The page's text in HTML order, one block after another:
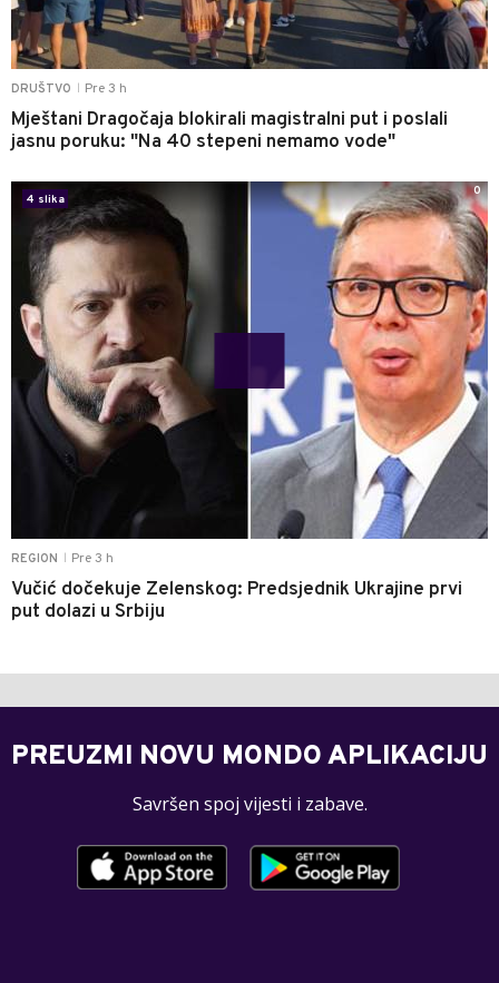
DRUŠTVO Pre 3 h
Mještani Dragočaja blokirali magistralni put i poslali
jasnu poruku: "Na 40 stepeni nemamo vode"
REGION Pre 3 h
Vučić dočekuje Zelenskog: Predsjednik Ukrajine prvi
put dolazi u Srbiju
4 slika
0
PREUZMI NOVU MONDO APLIKACIJU
Savršen spoj vijesti i zabave.